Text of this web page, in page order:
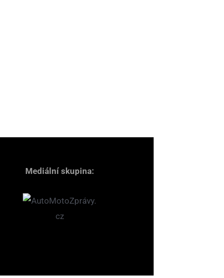
Mediální skupina: